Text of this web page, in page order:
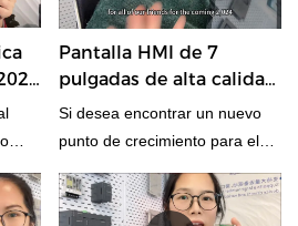
los productos de Mochuan.
Pantalla HMI de 7
pulgadas de alta calidad
M007 Precio al por
mayor de HMI de venta
Si desea encontrar un nuevo
punto de crecimiento para el
maquinaria de HMI Panel, le